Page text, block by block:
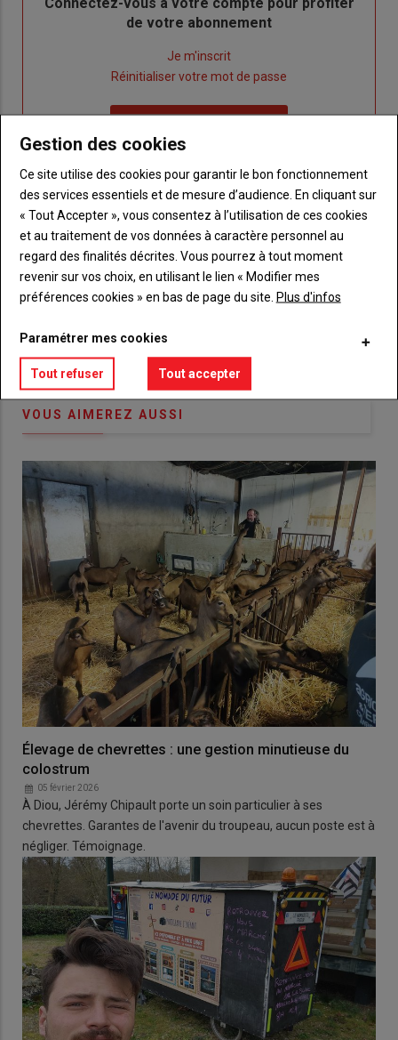
de votre abonnement
nouveau
compte"
Je m'inscrit
votre
mot
passe"
Réinitialiser votre mot de passe
Lien
"Je
connecte"
Je me connecte
Sous-
titre
Vous n'êtes pas abonné(e)
TITRE CRÉEZ UN COMPTE
BodyChoisissez votre formule et créez votre
compte pour accéder à tout {nom-site}.
Lien Créez un compte
VOUS AIMEREZ AUSSI
Élevage de chevrettes : une gestion minutieuse du
colostrum
05 février 2026
À Diou, Jérémy Chipault porte un soin particulier à ses
chevrettes. Garantes de l'avenir du troupeau, aucun poste est à
négliger. Témoignage.
Gestion des cookies
Ce site utilise des cookies pour garantir le bon fonctionnement
des services essentiels et de mesure d’audience. En cliquant sur
« Tout Accepter », vous consentez à l’utilisation de ces cookies
et au traitement de vos données à caractère personnel au
regard des finalités décrites. Vous pourrez à tout moment
revenir sur vos choix, en utilisant le lien « Modifier mes
préférences cookies » en bas de page du site. Plus d'infos
Paramétrer mes cookies
Tout refuser Tout accepter